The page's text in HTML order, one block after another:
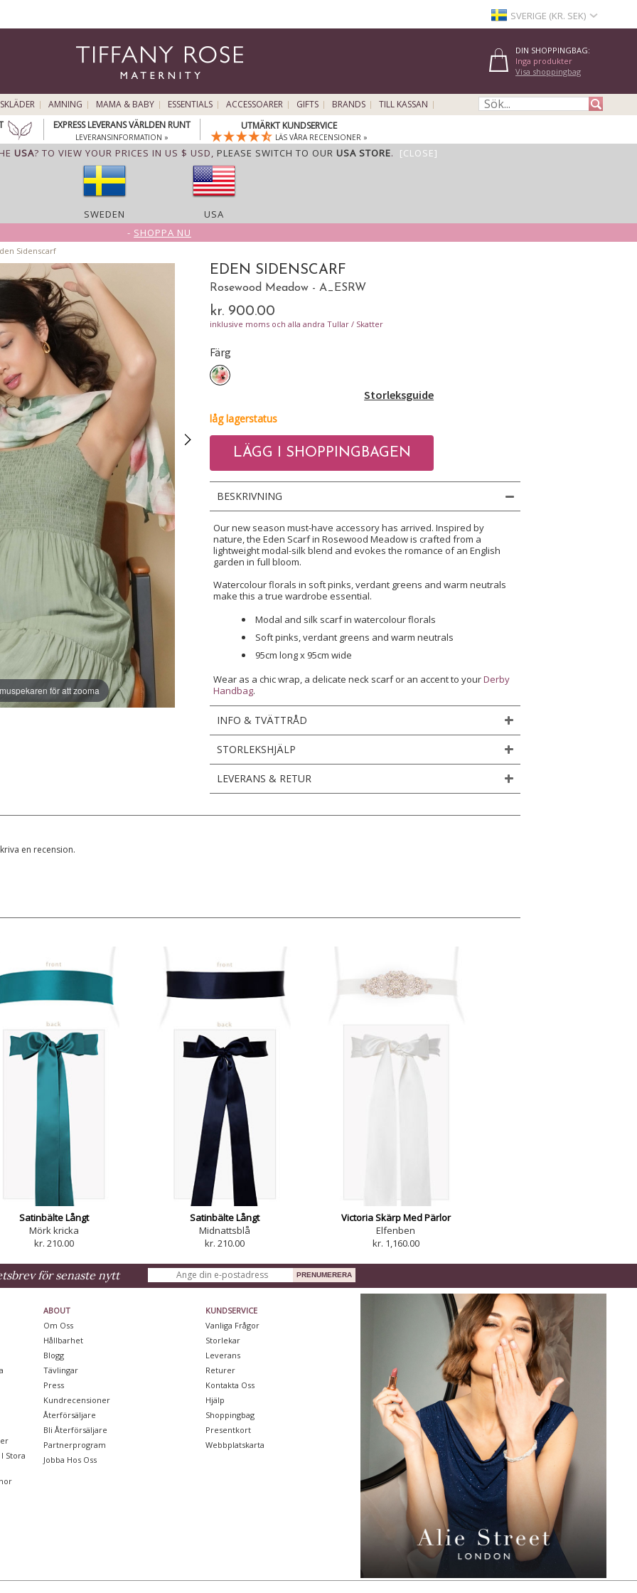
SVERIGE (KR. SEK)
DIN SHOPPINGBAG:
Inga produkter
Visa shoppingbag
AMNING MAMA & BABY ESSENTIALS ACCESSOARER GIFTS BRANDS
TILL KASSAN
EXPRESS LEVERANS VÄRLDEN RUNT
LEVERANSINFORMATION »
UTMÄRKT KUNDSERVICE
LÄS VÅRA RECENSIONER »
USA? TO VIEW YOUR PRICES IN US $ USD, PLEASE SWITCH TO OUR USA STORE. [CLOSE]
SWEDEN
USA
- SHOPPA NU
Sidenscarf
för att zooma
EDEN SIDENSCARF
Rosewood Meadow - A_ESRW
kr. 900.00
inklusive moms och alla andra Tullar / Skatter
Färg
Storleksguide
låg lagerstatus
BESKRIVNING
Our new season must-have accessory has arrived. Inspired by
nature, the Eden Scarf in Rosewood Meadow is crafted from a
lightweight modal-silk blend and evokes the romance of an English
garden in full bloom.
Watercolour florals in soft pinks, verdant greens and warm neutrals
make this a true wardrobe essential.
Modal and silk scarf in watercolour florals
Soft pinks, verdant greens and warm neutrals
95cm long x 95cm wide
Wear as a chic wrap, a delicate neck scarf or an accent to yourDerby
Handbag.
INFO & TVÄTTRÅD
STORLEKSHJÄLP
LEVERANS & RETUR
en recension.
Satinbälte Långt
Mörk kricka
kr. 210.00
Satinbälte Långt
Midnattsblå
kr. 210.00
Victoria Skärp Med Pärlor
Elfenben
kr. 1,160.00
för senaste nytt
Stora
ABOUT
Om Oss
Hållbarhet
Blogg
Tävlingar
Press
Kundrecensioner
Återförsäljare
Bli Återförsäljare
Partnerprogram
Jobba Hos Oss
KUNDSERVICE
Vanliga Frågor
Storlekar
Leverans
Returer
Kontakta Oss
Hjälp
Shoppingbag
Presentkort
Webbplatskarta